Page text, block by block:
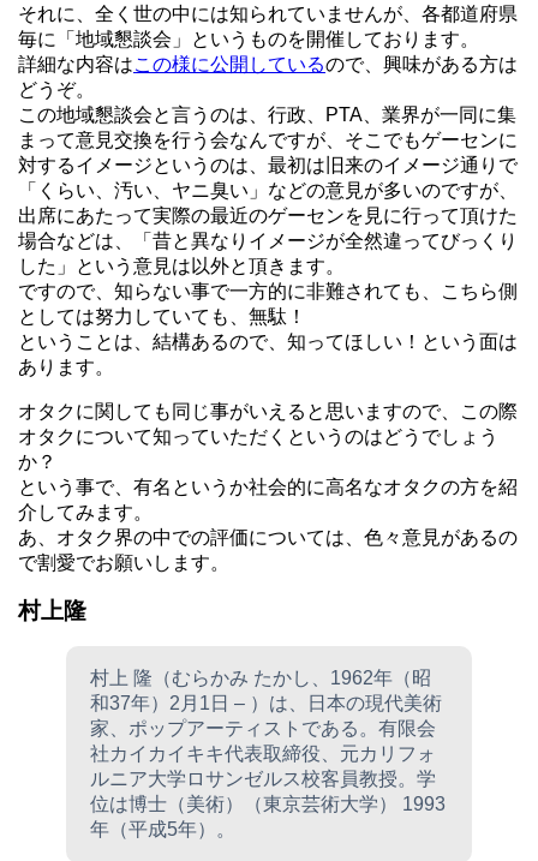
それに、全く世の中には知られていませんが、各都道府県
毎に「地域懇談会」というものを開催しております。
詳細な内容はこの様に公開しているので、興味がある方は
どうぞ。
この地域懇談会と言うのは、行政、PTA、業界が一同に集
まって意見交換を行う会なんですが、そこでもゲーセンに
対するイメージというのは、最初は旧来のイメージ通りで
「くらい、汚い、ヤニ臭い」などの意見が多いのですが、
出席にあたって実際の最近のゲーセンを見に行って頂けた
場合などは、「昔と異なりイメージが全然違ってびっくり
した」という意見は以外と頂きます。
ですので、知らない事で一方的に非難されても、こちら側
としては努力していても、無駄！
ということは、結構あるので、知ってほしい！という面は
あります。
オタクに関しても同じ事がいえると思いますので、この際
オタクについて知っていただくというのはどうでしょう
か？
という事で、有名というか社会的に高名なオタクの方を紹
介してみます。
あ、オタク界の中での評価については、色々意見があるの
で割愛でお願いします。
村上隆
村上 隆（むらかみ たかし、1962年（昭
和37年）2月1日 – ）は、日本の現代美術
家、ポップアーティストである。有限会
社カイカイキキ代表取締役、元カリフォ
ルニア大学ロサンゼルス校客員教授。学
位は博士（美術）（東京芸術大学） 1993
年（平成5年）。